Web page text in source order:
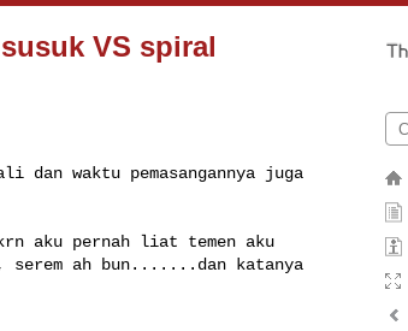
VS spiral
dan waktu pemasangannya juga
aku pernah liat temen aku
serem ah bun.......dan katanya